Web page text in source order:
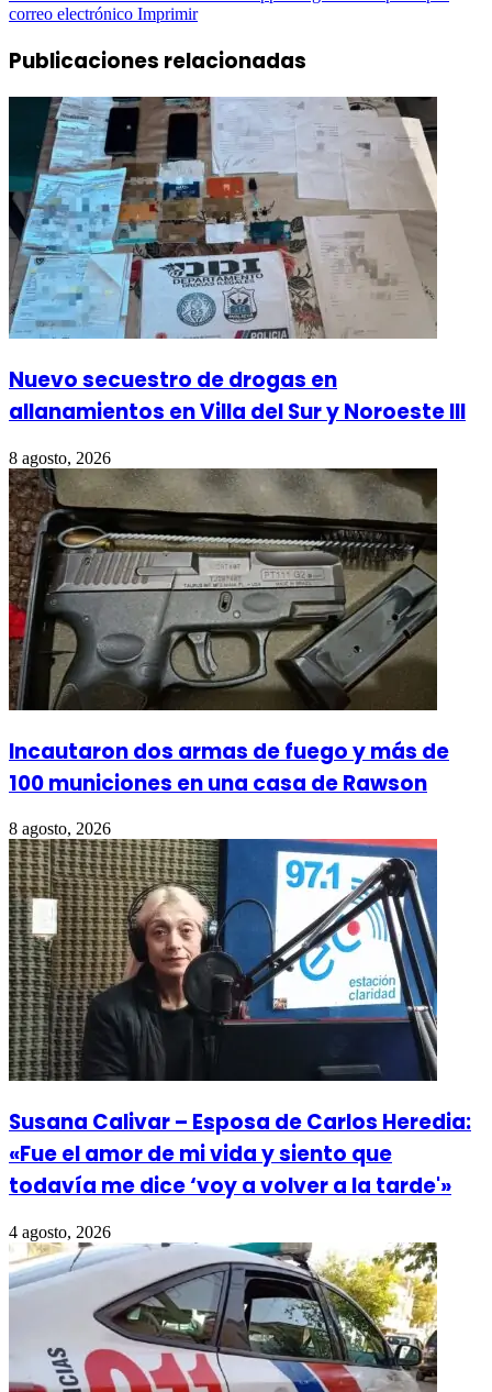
correo electrónico Imprimir
Publicaciones relacionadas
Nuevo secuestro de drogas en
allanamientos en Villa del Sur y Noroeste III
8 agosto, 2026
Incautaron dos armas de fuego y más de
100 municiones en una casa de Rawson
8 agosto, 2026
Susana Calivar – Esposa de Carlos Heredia:
«Fue el amor de mi vida y siento que
todavía me dice ‘voy a volver a la tarde'»
4 agosto, 2026